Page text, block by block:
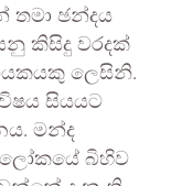
තමා ඡන්දය
කිසිදු වරදක්
ලෙසිනි.
සියයට
මන්ද
ලෝකයේ බිහිව